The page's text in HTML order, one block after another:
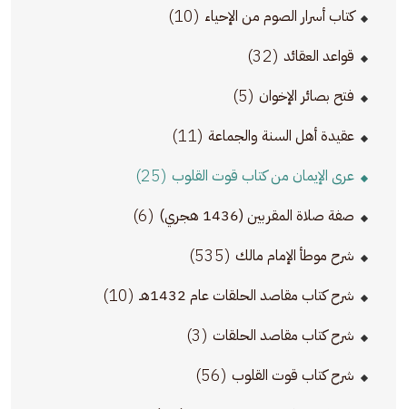
كتاب أسرار الصوم من الإحياء (10)
قواعد العقائد (32)
فتح بصائر الإخوان (5)
عقيدة أهل السنة والجماعة (11)
عرى الإيمان من كتاب قوت القلوب (25)
صفة صلاة المقربين (1436 هجري) (6)
شرح موطأ الإمام مالك (535)
شرح كتاب مقاصد الحلقات عام 1432هـ (10)
شرح كتاب مقاصد الحلقات (3)
شرح كتاب قوت القلوب (56)